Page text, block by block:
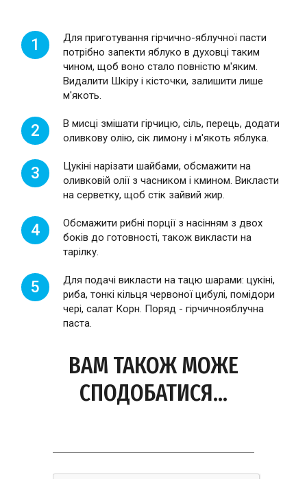
1
Для приготування гірчично-яблучної пасти
потрібно запекти яблуко в духовці таким
чином, щоб воно стало повністю м'яким.
Видалити Шкіру і кісточки, залишити лише
м'якоть.
2
В мисці змішати гірчицю, сіль, перець, додати
оливкову олію, сік лимону і м'якоть яблука.
3
Цукіні нарізати шайбами, обсмажити на
оливковій олії з часником і кмином. Викласти
на серветку, щоб стік зайвий жир.
4
Обсмажити рибні порції з насінням з двох
боків до готовності, також викласти на
тарілку.
5
Для подачі викласти на тацю шарами: цукіні,
риба, тонкі кільця червоної цибулі, помідори
чері, салат Корн. Поряд - гірчичнояблучна
паста.
ВАМ ТАКОЖ МОЖЕ
СПОДОБАТИСЯ...